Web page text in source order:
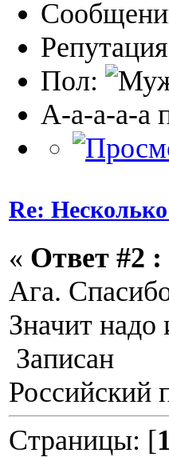
Пол:
А-а-а-а-а
Re:
« Ответ #2 :
Ага.
Значит надо
Записан
Российский
Страницы: [1